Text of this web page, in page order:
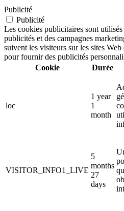
Publicité
Publicité
Les cookies publicitaires sont
publicités et des campagnes
suivent les visiteurs sur les sites
pour fournir des publicités
Cookie
Durée
loc
1 year
1
month
VISITOR_INFO1_LIVE
5
months
27
days